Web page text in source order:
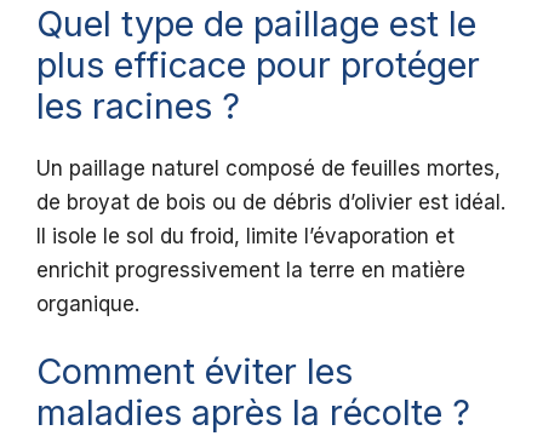
Quel type de paillage est le
plus efficace pour protéger
les racines ?
Un paillage naturel composé de feuilles mortes,
de broyat de bois ou de débris d’olivier est idéal.
Il isole le sol du froid, limite l’évaporation et
enrichit progressivement la terre en matière
organique.
Comment éviter les
maladies après la récolte ?